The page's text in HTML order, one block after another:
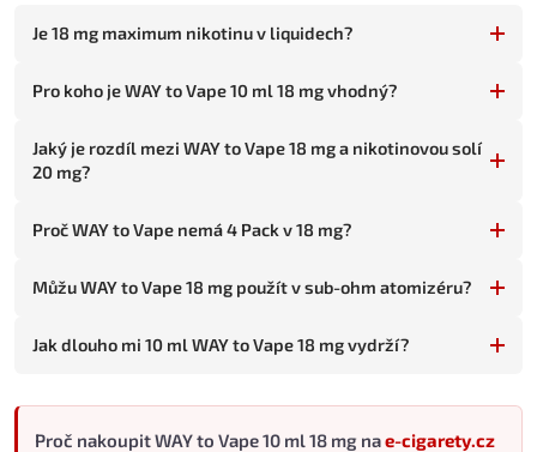
Tato kombinace maximální síly a široké palety chutí sedí třem
Silní kuřáci milující širokou paletu chutí(20+ cigaret
denně) přecházející z cigaret - potřebují maximální
Dlouhodobí vaperi s vysokou nikotinovou tolerancí
- kterým
Vaperi v rané fázi vapování- kteří začínají na maximální síle
Pro koho 18 mg NENÍ vhodná
vyvolat nevolnost, závrať.
Vaperi se sub-ohm atomizéry - kombinace 18 mg a velké
Je 18 mg maximum nikotinu v liquidech?
Pro koho je WAY to Vape 10 ml 18 mg vhodný?
Jaký je rozdíl mezi WAY to Vape 18 mg a nikotinovou solí
20 mg?
Proč WAY to Vape nemá 4 Pack v 18 mg?
Můžu WAY to Vape 18 mg použít v sub-ohm atomizéru?
Jak dlouho mi 10 ml WAY to Vape 18 mg vydrží?
Proč nakoupit WAY to Vape 10 ml 18 mg nae-cigarety.cz